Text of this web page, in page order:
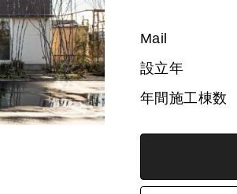
Mail
設立年
年間施工棟数